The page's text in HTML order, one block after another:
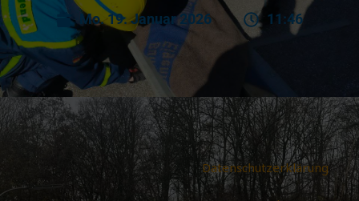
Mo. 19. Januar 2026 11:46
Datenschutzerklärung